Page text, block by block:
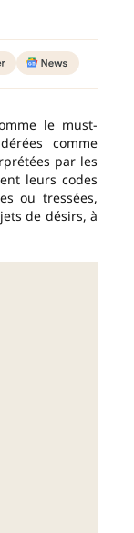
le must-
comme
par les
leurs codes
ou tressées,
de désirs, à